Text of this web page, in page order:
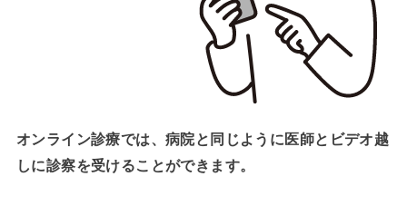
オンライン診療では、病院と同じように医師とビデオ越
しに診察を受けることができます。